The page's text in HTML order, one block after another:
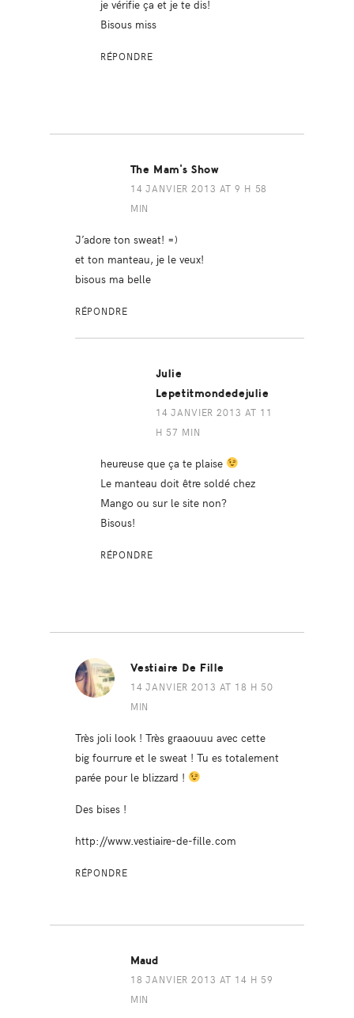
je vérifie ça et je te dis!
Bisous miss
RÉPONDRE
The Mam's Show
14 JANVIER 2013 AT 9 H 58
MIN
J’adore ton sweat! =)
et ton manteau, je le veux!
bisous ma belle
RÉPONDRE
Julie
Lepetitmondedejulie
14 JANVIER 2013 AT 11
H 57 MIN
heureuse que ça te plaise
Le manteau doit être soldé chez
Mango ou sur le site non?
Bisous!
RÉPONDRE
Vestiaire De Fille
14 JANVIER 2013 AT 18 H 50
MIN
Très joli look ! Très graaouuu avec cette
big fourrure et le sweat ! Tu es totalement
parée pour le blizzard !
Des bises !
http://www.vestiaire-de-fille.com
RÉPONDRE
Maud
18 JANVIER 2013 AT 14 H 59
MIN